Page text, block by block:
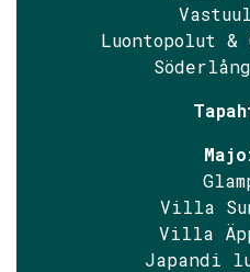
Luontopolut
Villa
Villa
Japandi